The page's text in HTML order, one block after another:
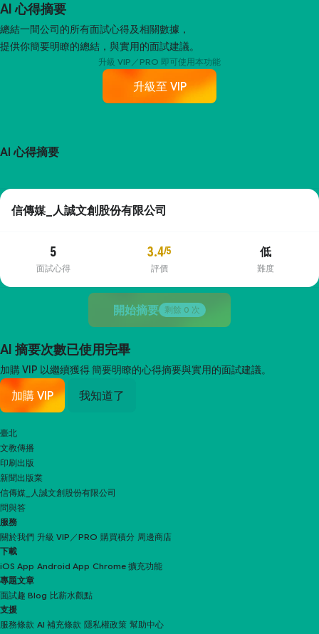
AI 心得摘要
總結一間公司的所有面試心得及相關數據，
提供你簡要明瞭的總結，與實用的面試建議。
升級 VIP／PRO 即可使用本功能
升級至 VIP
AI 心得摘要
信傳媒_人誠文創股份有限公司
5
面試心得
3.4/5
評價
低
難度
開始摘要 剩餘 0 次
AI 摘要次數已使用完畢
加購 VIP 以繼續獲得簡要明瞭的心得摘要與實用的面試建議。
加購 VIP 我知道了
臺北
文教傳播
印刷出版
新聞出版業
信傳媒_人誠文創股份有限公司
問與答
服務
關於我們 升級 VIP／PRO 購買積分 周邊商店
下載
iOS App Android App Chrome 擴充功能
專題文章
面試趣 Blog 比薪水觀點
支援
服務條款 AI 補充條款 隱私權政策 幫助中心